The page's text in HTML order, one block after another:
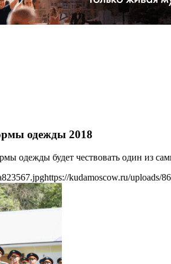
одежды 2018
одежды будет чествовать один из
https://kudamoscow.ru/uploads/